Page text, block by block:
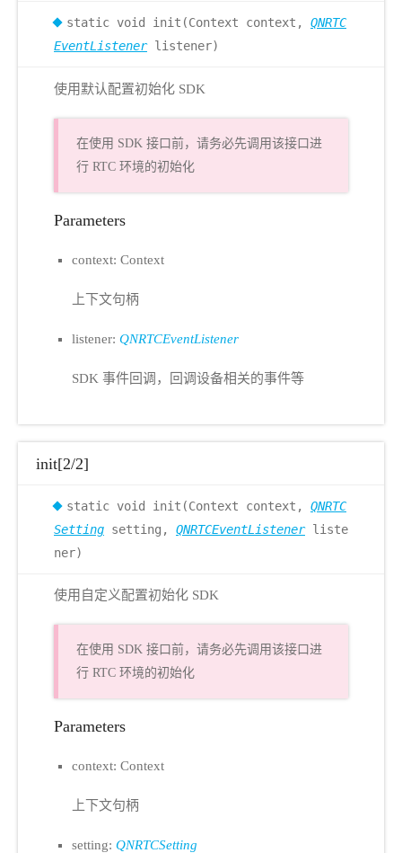
static void init(Context context, QNRTC
EventListenerlistener)
使用默认配置初始化 SDK
在使用 SDK 接口前，请务必先调用该接口进
行 RTC 环境的初始化
Parameters
context: Context
上下文句柄
listener: QNRTCEventListener
SDK 事件回调，回调设备相关的事件等
init[2/2]
static void init(Context context, QNRTC
Setting setting, QNRTCEventListenerliste
ner)
使用自定义配置初始化 SDK
在使用 SDK 接口前，请务必先调用该接口进
行 RTC 环境的初始化
Parameters
context: Context
上下文句柄
setting: QNRTCSetting